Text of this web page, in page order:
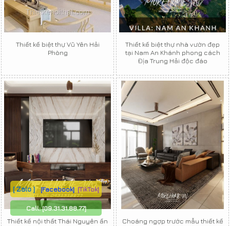
Thiết kế biệt thự Vũ Yên Hải
Phòng
Thiết kế biệt thự nhà vườn đẹp
tại Nam An Khánh phong cách
Địa Trung Hải độc đáo
Thiết kế nội thất Thái Nguyên ấn
Choáng ngợp trước mẫu thiết kế
[ Zalo ] [Facebook] [TikTok]
Call:[09.31.31.88.77]